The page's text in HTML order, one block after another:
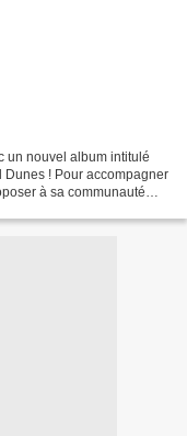
un nouvel album intitulé
Dunes ! Pour accompagner
à sa communauté